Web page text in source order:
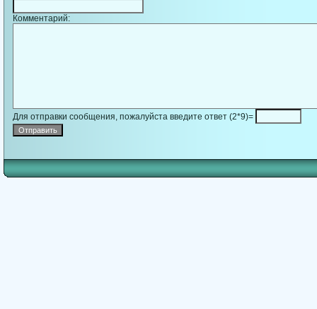
Комментарий:
Для отправки сообщения, пожалуйста введите ответ (2*9)=